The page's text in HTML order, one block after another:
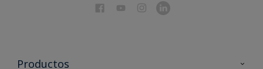
Productos